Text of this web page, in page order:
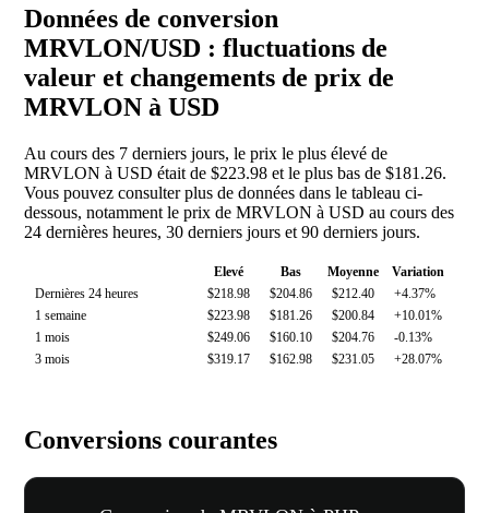
Données de conversion
MRVLON/USD : fluctuations de
valeur et changements de prix de
MRVLON à USD
Au cours des 7 derniers jours, le prix le plus élevé de
MRVLON à USD était de $223.98 et le plus bas de $181.26.
Vous pouvez consulter plus de données dans le tableau ci-
dessous, notamment le prix de MRVLON à USD au cours des
24 dernières heures, 30 derniers jours et 90 derniers jours.
Elevé Bas Moyenne
Variation
Dernières 24 heures
$218.98 $204.86 $212.40
+4.37%
1 semaine
$223.98 $181.26 $200.84
+10.01%
1 mois
$249.06 $160.10 $204.76
-0.13%
3 mois
$319.17 $162.98 $231.05 +28.07%
Conversions courantes